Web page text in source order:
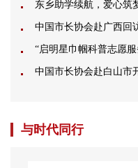
中国市长协会赴广西回
“启明星巾帼科普志愿
中国市长协会赴白山市
与时代同行